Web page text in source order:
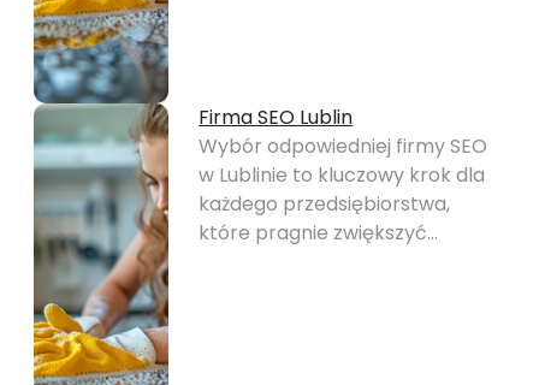
Firma SEO Lublin
Wybór odpowiedniej firmy SEO
w Lublinie to kluczowy krok dla
każdego przedsiębiorstwa,
które pragnie zwiększyć…